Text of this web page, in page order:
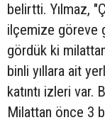
belirtti. Yılmaz,
ilçemize göreve
gördük ki
binli yıllara ait
katıntı izleri var.
Milattan önce 3